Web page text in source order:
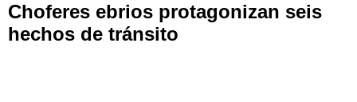
Choferes ebrios protagonizan seis
hechos de tránsito